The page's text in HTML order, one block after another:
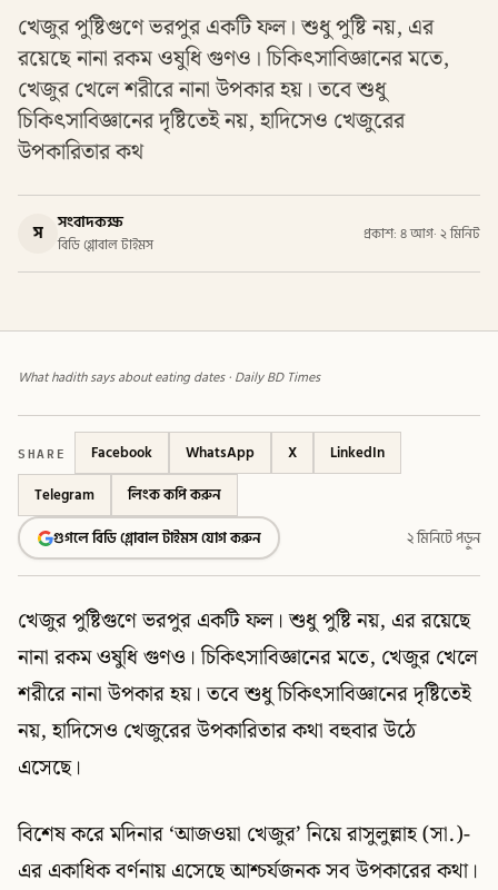
খেজুর পুষ্টিগুণে ভরপুর একটি ফল। শুধু পুষ্টি নয়, এর
রয়েছে নানা রকম ওষুধি গুণও। চিকিৎসাবিজ্ঞানের মতে,
খেজুর খেলে শরীরে নানা উপকার হয়। তবে শুধু
চিকিৎসাবিজ্ঞানের দৃষ্টিতেই নয়, হাদিসেও খেজুরের
উপকারিতার কথ
স সংবাদকক্ষ
বিডি গ্লোবাল টাইমস
প্রকাশ: ৪ আগ· ২ মিনিট
What hadith says about eating dates · Daily BD Times
SHARE Facebook WhatsApp X
LinkedIn
Telegram
লিংক কপি করুন
গুগলে বিডি গ্লোবাল টাইমস যোগ করুন
২ মিনিটে পড়ুন
খেজুর পুষ্টিগুণে ভরপুর একটি ফল। শুধু পুষ্টি নয়, এর রয়েছে
নানা রকম ওষুধি গুণও। চিকিৎসাবিজ্ঞানের মতে, খেজুর খেলে
শরীরে নানা উপকার হয়। তবে শুধু চিকিৎসাবিজ্ঞানের দৃষ্টিতেই
নয়, হাদিসেও খেজুরের উপকারিতার কথা বহুবার উঠে
এসেছে।
বিশেষ করে মদিনার ‘আজওয়া খেজুর’ নিয়ে রাসুলুল্লাহ (সা.)-
এর একাধিক বর্ণনায় এসেছে আশ্চর্যজনক সব উপকারের কথা।